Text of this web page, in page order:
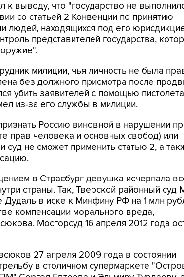
выводу, что "государство не
со статьей 2 Конвенции по принятию
находящихся под его
представителей государства,
милиции, чья личность не была
без должного присмотра после
убить заявителей с помощью
из-за его службы в милиции.
Россию виновной в нарушении
прав человека и основных свобод) или
суд не сможет применить статью 2, а
в Страсбург девушка исчерпала
страны. Так, Тверской районный суд
Дудаль в иске к Минфину РФ на 1 млн
компенсации морального вреда,
Мосгорсуд 16 апреля 2012 года
27 апреля 2009 года в состоянии
в столичном супермаркете